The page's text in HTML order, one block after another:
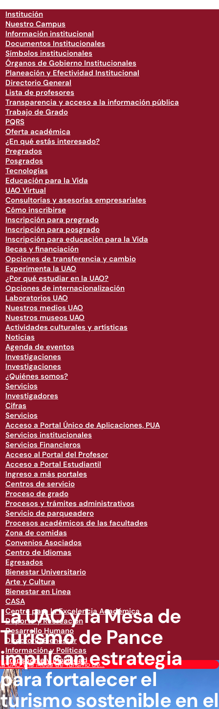
Institución
Nuestro Campus
Información institucional
Documentos Institucionales
Símbolos institucionales
Órganos de Gobierno Institucionales
Planeación y Efectividad Institucional
Directorio General
Lista de profesores
Transparencia y acceso a la información pública
Trabajo de Grado
PQRS
Oferta académica
¿En qué estás interesado?
Pregrados
Posgrados
Tecnologías
Educación para la Vida
UAO Virtual
Consultorías y asesorías empresariales
Cómo inscribirse
Inscripción para pregrado
Inscripción para posgrado
Inscripción para educación para la Vida
Becas y financiación
Opciones de transferencia y cambio
Experimenta la UAO
¿Por qué estudiar en la UAO?
Opciones de internacionalización
Laboratorios UAO
Nuestros medios UAO
Nuestros museos UAO
Actividades culturales y artísticas
Noticias
Agenda de eventos
Investigaciones
Investigaciones
¿Quiénes somos?
Servicios
Investigadores
Cifras
Servicios
Acceso a Portal Único de Aplicaciones, PUA
Servicios institucionales
Servicios Financieros
Acceso al Portal del Profesor
Acceso a Portal Estudiantil
Ingreso a más portales
Centros de servicio
Proceso de grado
Procesos y trámites administrativos
Servicio de parqueadero
Procesos académicos de las facultades
Zona de comidas
Convenios Asociados
Centro de Idiomas
Egresados
Bienestar Universitario
Arte y Cultura
Bienestar en Linea
CASA
Centro para la Excelencia Académica
Deporte y Recreación
Desarrollo Humano
Directorio Bienestar
Información y Políticas
Transporte y Movilidad
UAO y la Mesa de Turismo de...
La UAO y la Mesa de
Turismo de Pance
impulsan estrategia
para fortalecer el
turismo sostenible en el